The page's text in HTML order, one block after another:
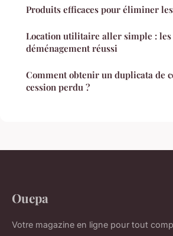
Produits efficaces pour éliminer
Location utilitaire aller simple : les
déménagement réussi
Comment obtenir un duplicata de
cession perdu ?
Ouepa
Votre magazine en ligne pour tout